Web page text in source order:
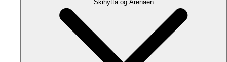
Skihytta og Arenaen